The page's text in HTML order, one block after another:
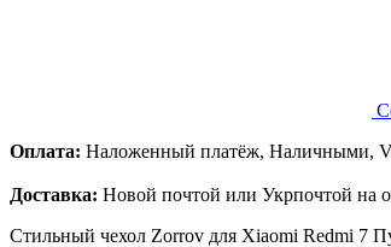
Оплата: Наложенный платёж, Наличными,
Доставка: Новой почтой или Укрпочтой на
Стильный чехол Zorrov для Xiaomi Redmi 7